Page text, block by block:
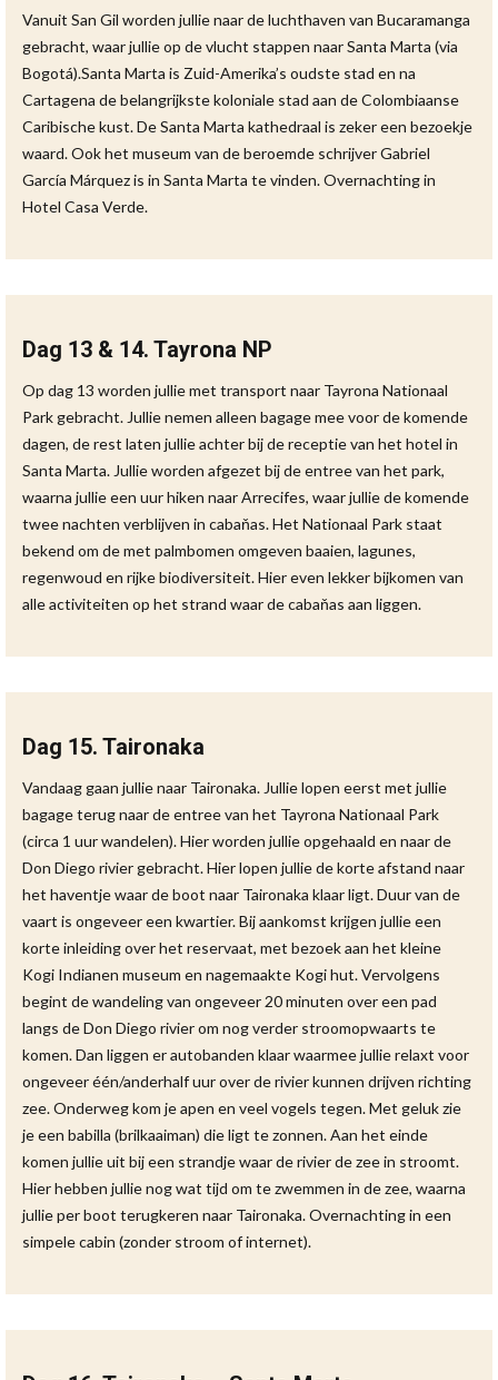
Vanuit San Gil worden jullie naar de luchthaven van Bucaramanga
gebracht, waar jullie op de vlucht stappen naar Santa Marta (via
Bogotá).Santa Marta is Zuid-Amerika’s oudste stad en na
Cartagena de belangrijkste koloniale stad aan de Colombiaanse
Caribische kust. De Santa Marta kathedraal is zeker een bezoekje
waard. Ook het museum van de beroemde schrijver Gabriel
García Márquez is in Santa Marta te vinden. Overnachting in
Hotel Casa Verde.
Dag 13 & 14. Tayrona NP
Op dag 13 worden jullie met transport naar Tayrona Nationaal
Park gebracht. Jullie nemen alleen bagage mee voor de komende
dagen, de rest laten jullie achter bij de receptie van het hotel in
Santa Marta. Jullie worden afgezet bij de entree van het park,
waarna jullie een uur hiken naar Arrecifes, waar jullie de komende
twee nachten verblijven in cabaňas. Het Nationaal Park staat
bekend om de met palmbomen omgeven baaien, lagunes,
regenwoud en rijke biodiversiteit. Hier even lekker bijkomen van
alle activiteiten op het strand waar de cabaňas aan liggen.
Dag 15. Taironaka
Vandaag gaan jullie naar Taironaka. Jullie lopen eerst met jullie
bagage terug naar de entree van het Tayrona Nationaal Park
(circa 1 uur wandelen). Hier worden jullie opgehaald en naar de
Don Diego rivier gebracht. Hier lopen jullie de korte afstand naar
het haventje waar de boot naar Taironaka klaar ligt. Duur van de
vaart is ongeveer een kwartier. Bij aankomst krijgen jullie een
korte inleiding over het reservaat, met bezoek aan het kleine
Kogi Indianen museum en nagemaakte Kogi hut. Vervolgens
begint de wandeling van ongeveer 20 minuten over een pad
langs de Don Diego rivier om nog verder stroomopwaarts te
komen. Dan liggen er autobanden klaar waarmee jullie relaxt voor
ongeveer één/anderhalf uur over de rivier kunnen drijven richting
zee. Onderweg kom je apen en veel vogels tegen. Met geluk zie
je een babilla (brilkaaiman) die ligt te zonnen. Aan het einde
komen jullie uit bij een strandje waar de rivier de zee in stroomt.
Hier hebben jullie nog wat tijd om te zwemmen in de zee, waarna
jullie per boot terugkeren naar Taironaka. Overnachting in een
simpele cabin (zonder stroom of internet).